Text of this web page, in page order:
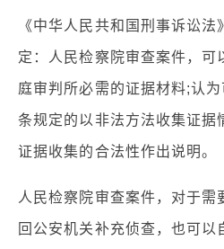
《中华人民共和国刑事诉讼
定：人民检察院审查案件，可
庭审判所必需的证据材料;认
条规定的以非法方法收集证据
证据收集的合法性作出说明。
人民检察院审查案件，对于需
回公安机关补充侦查，也可以